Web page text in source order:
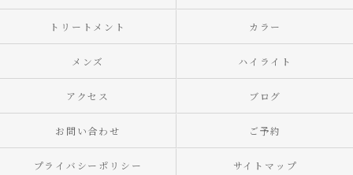
トリートメント カラー
メンズ ハイライト
アクセス ブログ
お問い合わせ ご予約
プライバシーポリシー サイトマップ